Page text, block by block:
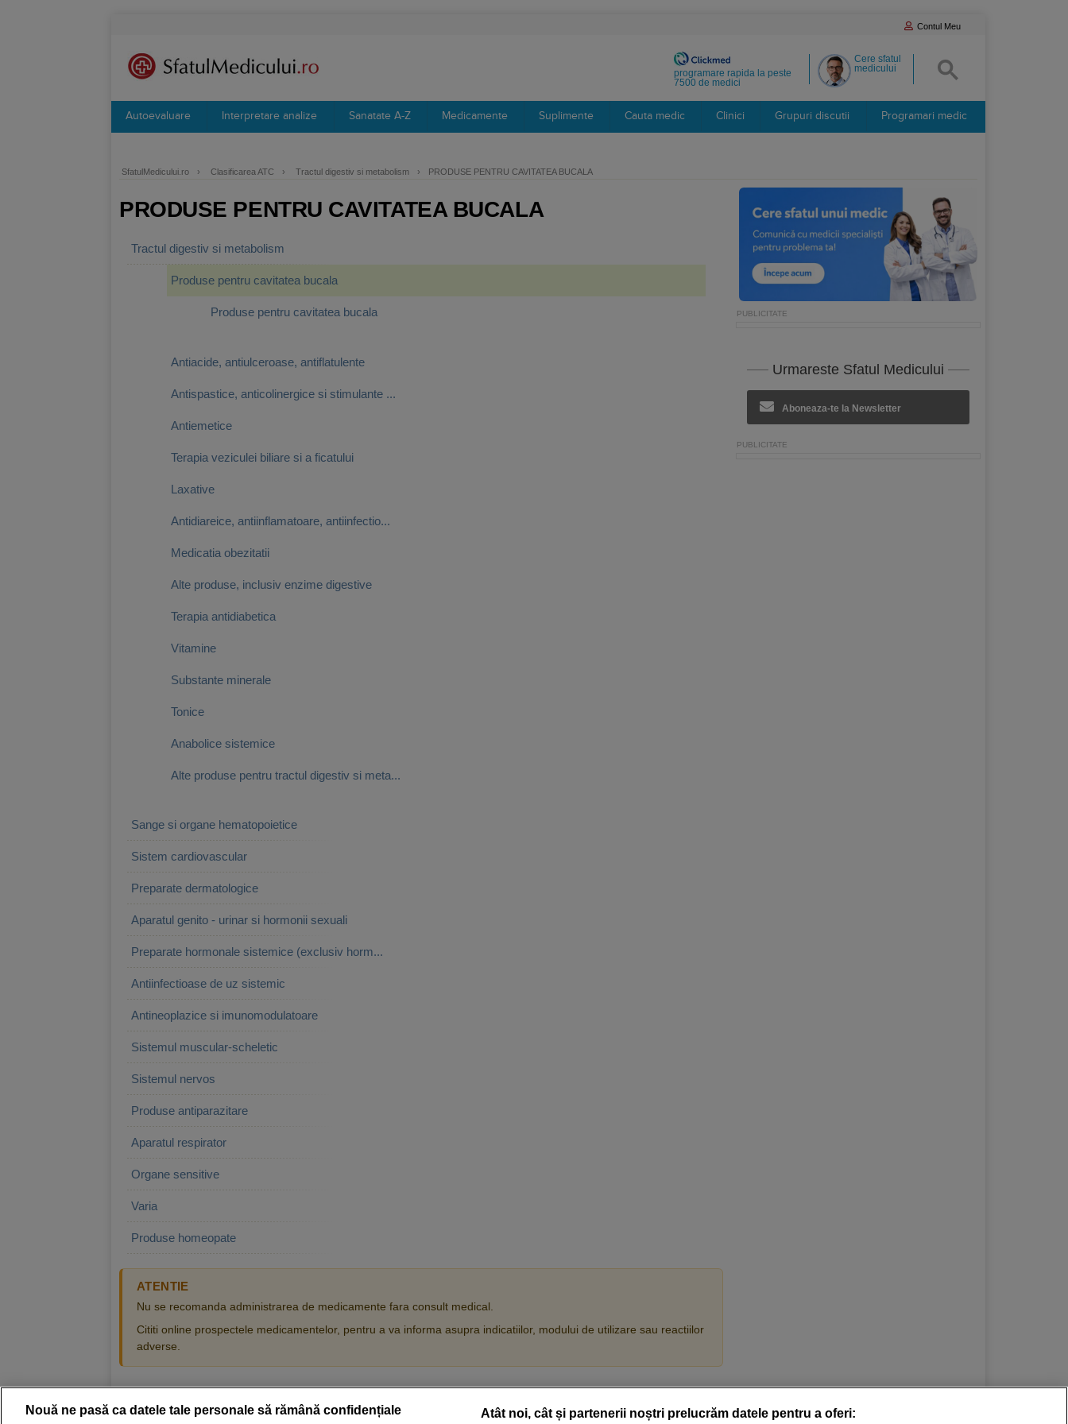
Contul Meu
Cere sfatul
medicului
programare rapida la peste
7500 de medici
Autoevaluare Interpretare analize Sanatate A-Z Medicamente Suplimente Cauta medic Clinici Grupuri discutii Programari medic
SfatulMedicului.ro › Clasificarea ATC › Tractul digestiv si metabolism › PRODUSE PENTRU CAVITATEA BUCALA
PRODUSE PENTRU CAVITATEA BUCALA
Tractul digestiv si metabolism
Produse pentru cavitatea bucala
Produse pentru cavitatea bucala
Antiacide, antiulceroase, antiflatulente
Antispastice, anticolinergice si stimulante ...
Antiemetice
Terapia veziculei biliare si a ficatului
Laxative
Antidiareice, antiinflamatoare, antiinfectio...
Medicatia obezitatii
Alte produse, inclusiv enzime digestive
Terapia antidiabetica
Vitamine
Substante minerale
Tonice
Anabolice sistemice
Alte produse pentru tractul digestiv si meta...
Sange si organe hematopoietice
Sistem cardiovascular
Preparate dermatologice
Aparatul genito - urinar si hormonii sexuali
Preparate hormonale sistemice (exclusiv horm...
Antiinfectioase de uz sistemic
Antineoplazice si imunomodulatoare
Sistemul muscular-scheletic
Sistemul nervos
Produse antiparazitare
Aparatul respirator
Organe sensitive
Varia
Produse homeopate
ATENTIE
Nu se recomanda administrarea de medicamente fara consult medical.
Cititi online prospectele medicamentelor, pentru a va informa asupra indicatiilor, modului de utilizare sau reactiilor
adverse.
Urmareste Sfatul Medicului
Aboneaza-te la Newsletter
Nouă ne pasă ca datele tale personale să rămână confidențiale Atât noi, cât și partenerii noștri prelucrăm datele pentru a oferi: